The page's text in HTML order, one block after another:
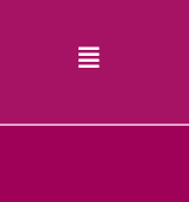
Toggle